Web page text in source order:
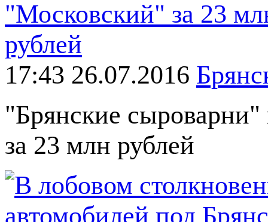
17:43 26.07.2016
"Брянские
за 23 млн рублей